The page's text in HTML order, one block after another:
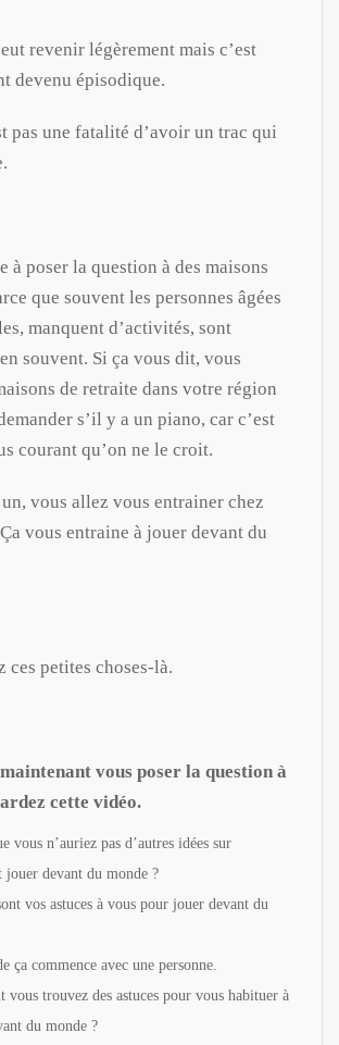
revenir légèrement mais c’est
devenu épisodique.
pas une fatalité d’avoir un trac qui
à poser la question à des maisons
que souvent les personnes âgées
manquent d’activités, sont
souvent. Si ça vous dit, vous
de retraite dans votre région
s’il y a un piano, car c’est
courant qu’on ne le croit.
vous allez vous entrainer chez
vous entraine à jouer devant du
ces petites choses-là.
vous poser la question à
cette vidéo.
vous n’auriez pas d’autres idées sur
jouer devant du monde ?
vos astuces à vous pour jouer devant du
ça commence avec une personne.
vous trouvez des astuces pour vous habituer à
du monde ?